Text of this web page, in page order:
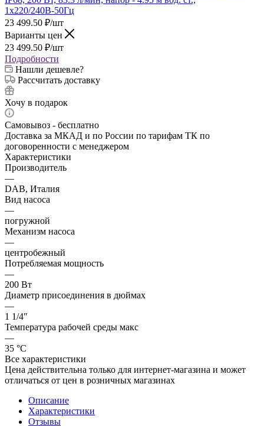
23 499.50 ₽/шт
Варианты цен
23 499.50 ₽/шт
Подробности
Нашли дешевле?
Рассчитать доставку
Хочу в подарок
Самовывоз - бесплатно
Доставка за МКАД и по России по тарифам ТК по
договоренности с менеджером
Характеристики
Производитель
—
DAB, Италия
Вид насоса
—
погружной
Механизм насоса
—
центробежный
Потребляемая мощность
—
200 Вт
Диаметр присоединения в дюймах
—
1 1/4″
Температура рабочей среды макс
—
35 °С
Все характеристики
Цена действительна только для интернет-магазина и может
отличаться от цен в розничных магазинах
Описание
Характеристики
Отзывы